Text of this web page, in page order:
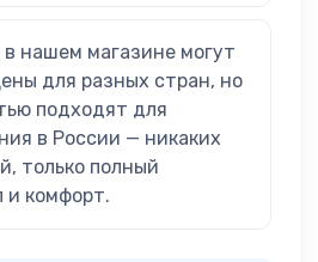
в нашем магазине могут
для разных стран, но
подходят для
в России — никаких
только полный
и комфорт.